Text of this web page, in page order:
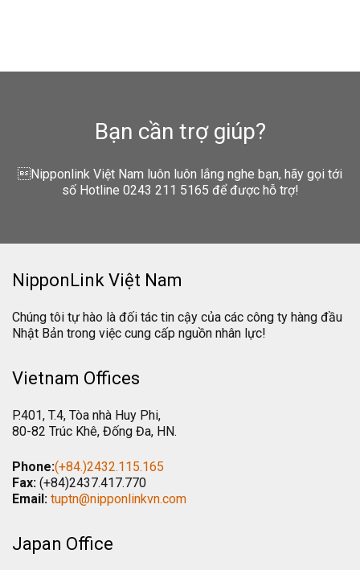
Bạn cần trợ giúp?
Nipponlink Việt Nam luôn luôn lắng nghe bạn, hãy gọi tới
số Hotline 0243 211 5165 để được hỗ trợ!
NipponLink Việt Nam
Chúng tôi tự hào là đối tác tin cậy của các công ty hàng đầu
Nhật Bản trong việc cung cấp nguồn nhân lực!
Vietnam Offices
P.401, T.4, Tòa nhà Huy Phi,
80-82 Trúc Khê, Đống Đa, HN.
Phone:(+84.)2432.115.165
Fax: (+84)2437.417.770
Email: tuptn@nipponlinkvn.com
Japan Office